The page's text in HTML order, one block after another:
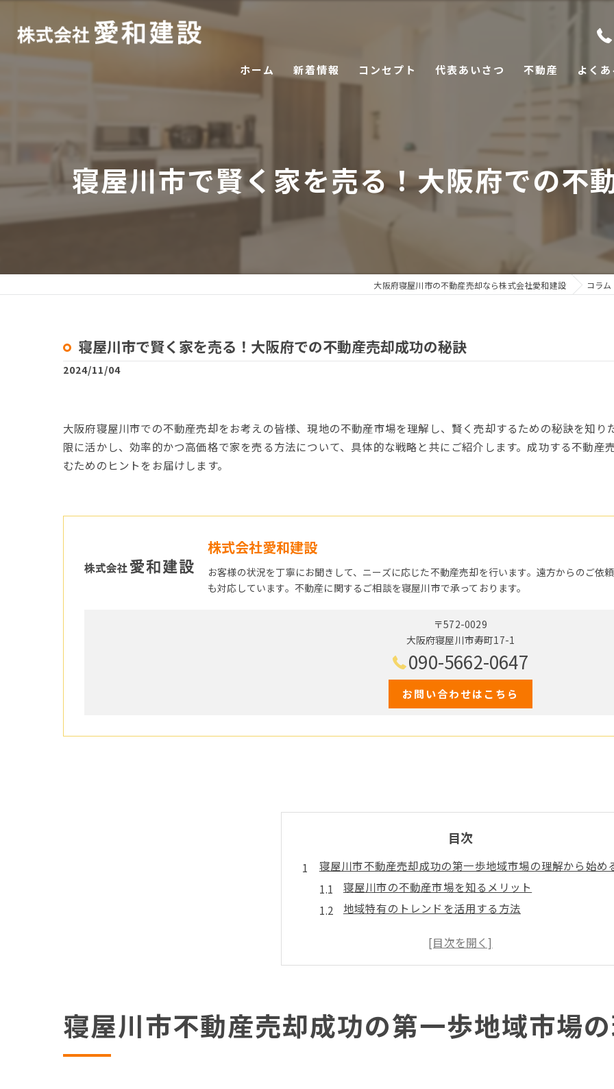
ホーム 新着情報 コンセプト 代表あいさつ 不動産 よく
寝屋川市で賢く家を売る！大阪府での不
大阪府寝屋川市の不動産売却なら株式会社愛和建設 コラム
寝屋川市で賢く家を売る！大阪府での不動産売却成功の秘訣
2024/11/04
大阪府寝屋川市での不動産売却をお考えの皆様、現地の不動産市場を理解し、賢く売却するための秘訣を知
限に活かし、効率的かつ高価格で家を売る方法について、具体的な戦略と共にご紹介します。成功する不動産
むためのヒントをお届けします。
株式会社愛和建設
お客様の状況を丁寧にお聞きして、ニーズに応じた不動産売却を行います。遠方からのご依
も対応しています。不動産に関するご相談を寝屋川市で承っております。
〒572-0029
大阪府寝屋川市寿町17-1
090-5662-0647
お問い合わせはこちら
目次
寝屋川市不動産売却成功の第一歩地域市場の理解から始め
寝屋川市の不動産市場を知るメリット
地域特有のトレンドを活用する方法
地域不動産専門家から学ぶ市場のヒント
魅力を最大限に活かす寝屋川市での高価格売却戦略
寝屋川市の魅力をアピールする方法
寝屋川市不動産売却成功の第一歩地域市場